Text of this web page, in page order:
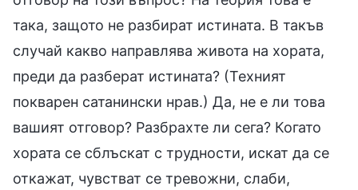
така, защото не разбират истината. В такъв
случай какво направлява живота на хората,
преди да разберат истината? (Техният
покварен сатанински нрав.) Да, не е ли това
вашият отговор? Разбрахте ли сега? Когато
хората се сблъскат с трудности, искат да се
откажат, чувстват се тревожни, слаби,